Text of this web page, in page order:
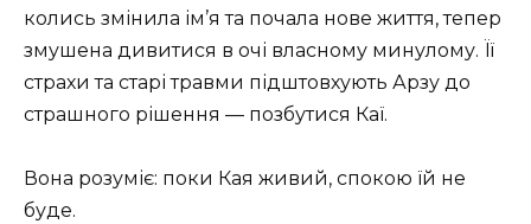
колись змінила ім’я та почала нове життя, тепер
змушена дивитися в очі власному минулому. Її
страхи та старі травми підштовхують Арзу до
страшного рішення — позбутися Каї.
Вона розуміє: поки Кая живий, спокою їй не
буде.